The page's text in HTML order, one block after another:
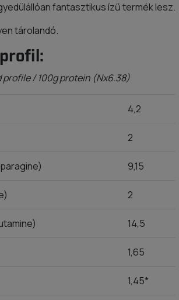
fantasztikus ízű termék lesz.
tárolandó.
profile / 100g protein (Nx6.38)
4,2
2
9,15
2
14,5
1,65
1,45*